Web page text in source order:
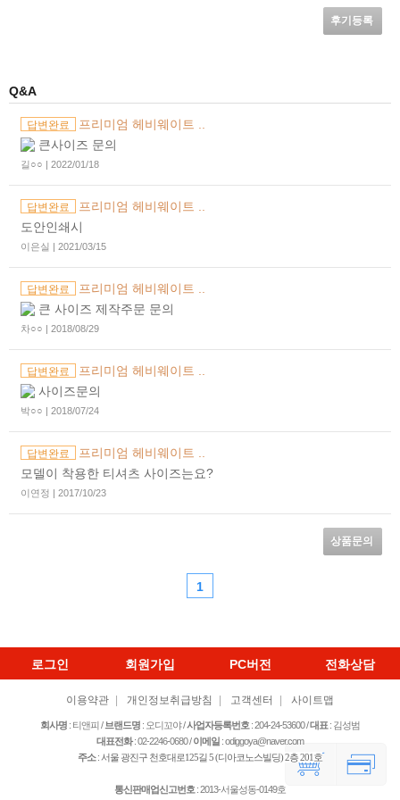
후기등록
Q&A
답변완료
프리미엄 헤비웨이트 ..
큰사이즈 문의
길○○ | 2022/01/18
답변완료
프리미엄 헤비웨이트 ..
도안인쇄시
이은실 | 2021/03/15
답변완료
프리미엄 헤비웨이트 ..
큰 사이즈 제작주문 문의
차○○ | 2018/08/29
답변완료
프리미엄 헤비웨이트 ..
사이즈문의
박○○ | 2018/07/24
답변완료
프리미엄 헤비웨이트 ..
모델이 착용한 티셔츠 사이즈는요?
이연정 | 2017/10/23
상품문의
1
로그인 회원가입 PC버전 전화상담
이용약관 개인정보취급방침 고객센터 사이트맵
회사명 : 티앤피 / 브랜드명 : 오디꼬야 /사업자등록번호 : 204-24-53600/대표 : 김성범
대표전화: 02-2246-0680 /이메일 : odiggoya@naver.com
주소: 서울 광진구 천호대로125길 5­ (디아코노스빌딩) 2층 201호
통신판매업신고번호 : 2013-서울성동-0149호